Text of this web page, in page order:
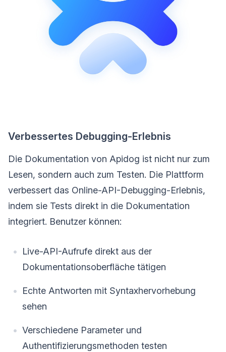
Verbessertes Debugging-Erlebnis
Die Dokumentation von Apidog ist nicht nur zum
Lesen, sondern auch zum Testen. Die Plattform
verbessert das Online-API-Debugging-Erlebnis,
indem sie Tests direkt in die Dokumentation
integriert. Benutzer können:
Live-API-Aufrufe direkt aus der
Dokumentationsoberfläche tätigen
Echte Antworten mit Syntaxhervorhebung
sehen
Verschiedene Parameter und
Authentifizierungsmethoden testen